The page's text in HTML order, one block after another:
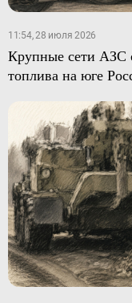
11:54, 28 июля 2026
Крупные сети АЗС
топлива на юге